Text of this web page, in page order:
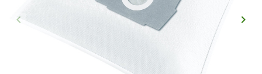
Précédent
keyboard_arrow_left keyboard_arrow_right